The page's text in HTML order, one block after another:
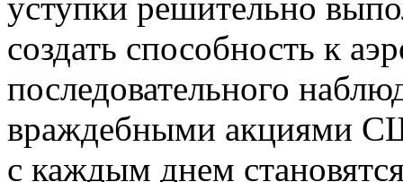
создать способность к
последовательного
враждебными акциями
с каждым днем